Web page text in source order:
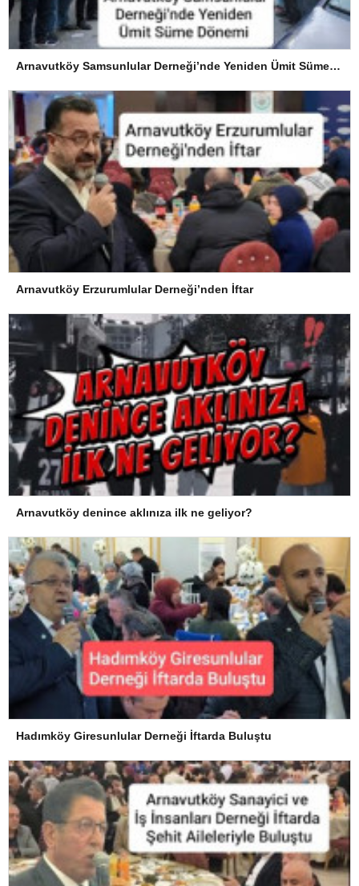
Arnavutköy Samsunlular Derneği’nde Yeniden Ümit Süme Dönemi
Arnavutköy Erzurumlular Derneği’nden İftar
Arnavutköy denince aklınıza ilk ne geliyor?
Hadımköy Giresunlular Derneği İftarda Buluştu